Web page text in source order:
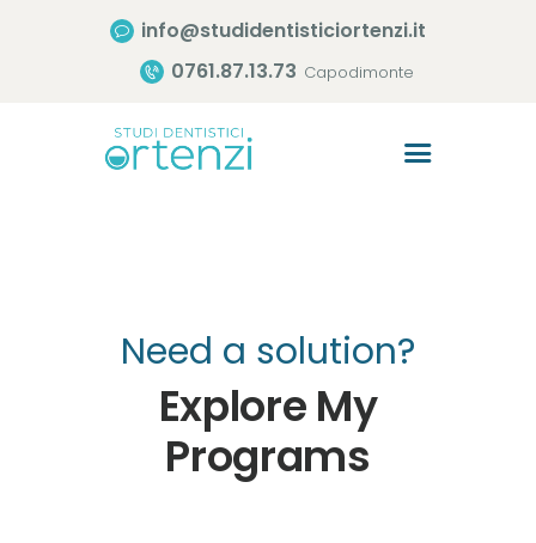
info@studidentisticiortenzi.it
0761.87.13.73 Capodimonte
Consigli Utili
Contatti
Need a solution?
Explore My
Programs